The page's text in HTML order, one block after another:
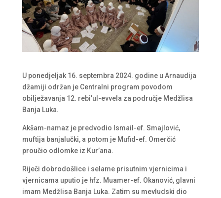
U ponedjeljak 16. septembra 2024. godine u Arnaudija
džamiji održan je Centralni program povodom
obilježavanja 12. rebi’ul-evvela za područje Medžlisa
Banja Luka.
Akšam-namaz je predvodio Ismail-ef. Smajlović,
muftija banjalučki, a potom je Mufid-ef. Omerčić
proučio odlomke iz Kur’ana.
Riječi dobrodošlice i selame prisutnim vjernicima i
vjernicama uputio je hfz. Muamer-ef. Okanović, glavni
imam Medžlisa Banja Luka. Zatim su mevludski dio